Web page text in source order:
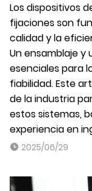
Los dispositivos
fijaciones son
calidad y la
Un ensamblaje
esenciales para
fiabilidad. Este
de la industria
estos sistemas,
experiencia en
2025/06/29